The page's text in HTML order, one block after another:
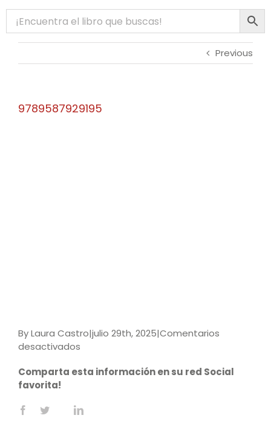
Previous
9789587929195
ByLaura Castro|julio 29th, 2025|Comentarios
desactivados
Comparta esta información en su red Social
favorita!
Facebook
X RedditLinkedIn